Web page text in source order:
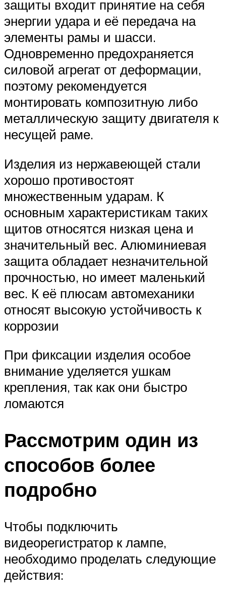
защиты входит принятие на себя
энергии удара и её передача на
элементы рамы и шасси.
Одновременно предохраняется
силовой агрегат от деформации,
поэтому рекомендуется
монтировать композитную либо
металлическую защиту двигателя к
несущей раме.
Изделия из нержавеющей стали
хорошо противостоят
множественным ударам. К
основным характеристикам таких
щитов относятся низкая цена и
значительный вес. Алюминиевая
защита обладает незначительной
прочностью, но имеет маленький
вес. К её плюсам автомеханики
относят высокую устойчивость к
коррозии
При фиксации изделия особое
внимание уделяется ушкам
крепления, так как они быстро
ломаются
Рассмотрим один из
способов более
подробно
Чтобы подключить
видеорегистратор к лампе,
необходимо проделать следующие
действия: